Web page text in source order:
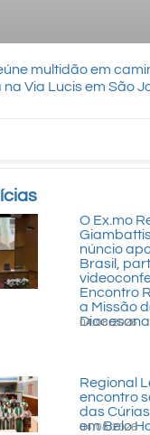
multidão em
Via Lucis em São
O Ex.mo
núncio
Brasil,
Encontro
a Missão
Diocesana
04/08/2026
Regional
encontro
das
em Belo
04/08/2026